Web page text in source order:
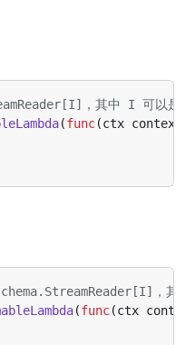
，其中 I 可以是
(func(ctx context
，其
(func(ctx